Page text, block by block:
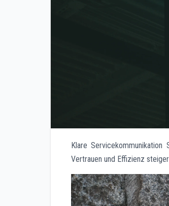
Klare
Vertrauen und Effizienz